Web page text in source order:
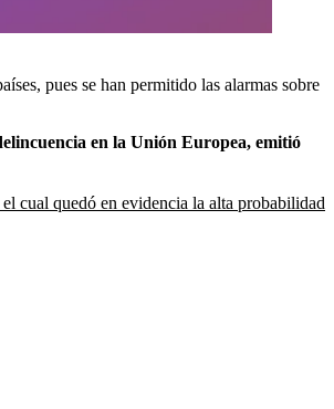
pues se han permitido las alarmas sobre
en la Unión Europea, emitió
cual quedó en evidencia la alta probabilidad